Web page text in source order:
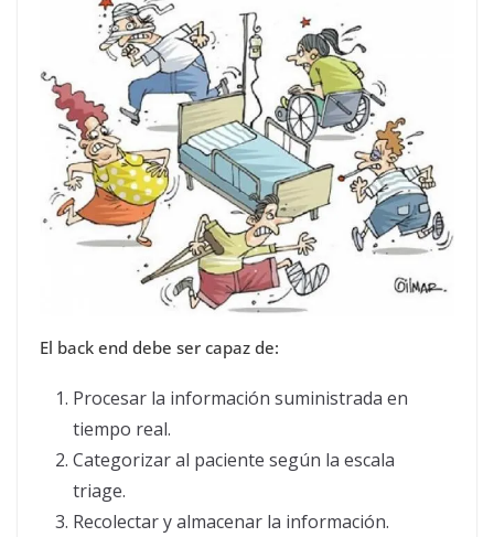
El back end debe ser capaz de:
Procesar la información suministrada en
tiempo real.
Categorizar al paciente según la escala
triage.
Recolectar y almacenar la información.